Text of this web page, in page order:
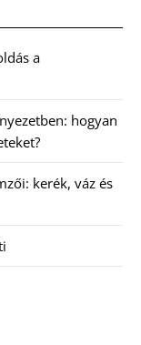
a
hogyan
kerék, váz és